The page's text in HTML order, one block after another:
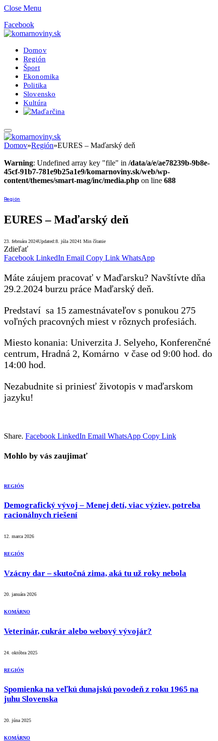
Close Menu
Facebook
Domov
Región
Šport
Ekonomika
Politika
Slovensko
Kultúra
Domov»Región»EURES – Maďarský deň
Warning: Undefined array key "file" in /data/a/e/ae78239b-9b8e-
45cf-91b7-781e9b25a1e9/komarnoviny.sk/web/wp-
content/themes/smart-mag/inc/media.php on line 688
Región
EURES – Maďarský deň
23. februára 2024Updated:8. júla 20241 Min čítanie
Zdieľať
Facebook LinkedIn Email Copy Link WhatsApp
Máte záujem pracovať v Maďarsku? Navštívte dňa
29.2.2024 burzu práce Maďarský deň.
Predstaví sa 15 zamestnávateľov s ponukou 275
voľných pracovných miest v rôznych profesiách.
Miesto konania: Univerzita J. Selyeho, Konferenčné
centrum, Hradná 2, Komárno v čase od 9:00 hod. do
14:00 hod.
Nezabudnite si priniesť životopis v maďarskom
jazyku!
Share. Facebook LinkedIn Email WhatsApp Copy Link
Mohlo by vás zaujimať
REGIÓN
Demografický vývoj – Menej detí, viac výziev, potreba
racionálnych riešení
12. marca 2026
REGIÓN
Vzácny dar – skutočná zima, aká tu už roky nebola
20. januára 2026
KOMÁRNO
Veterinár, cukrár alebo webový vývojár?
24. októbra 2025
REGIÓN
Spomienka na veľkú dunajskú povodeň z roku 1965 na
juhu Slovenska
20. júna 2025
KOMÁRNO